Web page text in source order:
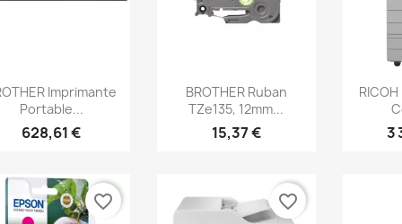
Aperçu rapide
Imprimante
Portable...
628,61 €
Aperçu rapide
BROTHER Ruban
TZe135, 12mm...
15,37 €

3
favorite_border favorite_border